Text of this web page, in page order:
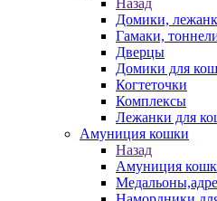
Назад
Домики,
Гамаки,
Дверцы
Домики для
Когтеточки
Комплексы
Лежанки для
Амуниция кошки
Назад
Амуниция